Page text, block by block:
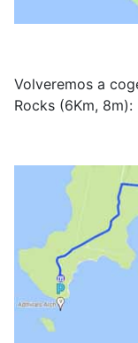
Volveremos a
Rocks (6Km, 8m):